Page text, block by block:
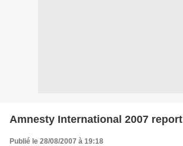
Amnesty International 2007 report
Publié le 28/08/2007 à 19:18